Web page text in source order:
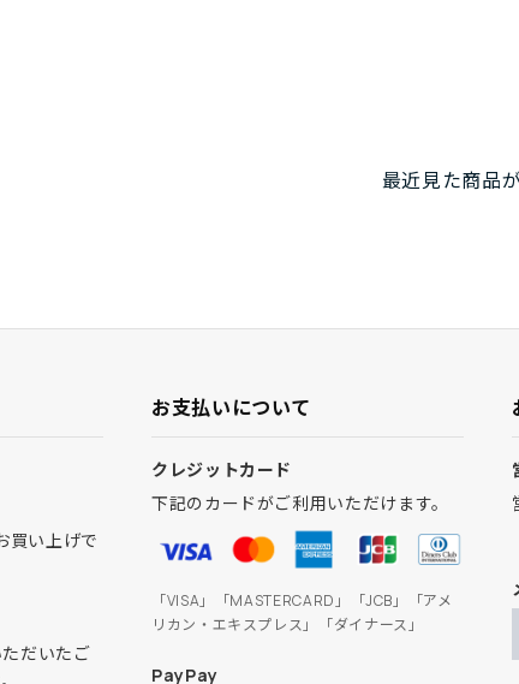
最近見た商品
買い上げで
だいたご
お支払いについて
クレジットカード
下記のカードがご利用いただけます。
「VISA」「MASTERCARD」「JCB」「アメ
リカン・エキスプレス」「ダイナース」
PayPay